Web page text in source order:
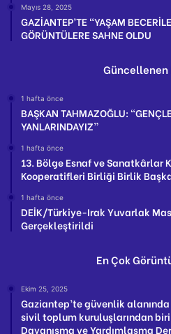
Mayıs 28, 2025
GAZİANTEP’TE “YAŞAM
GÖRÜNTÜLERE SAHNE OLDU
Güncellenen
1 hafta önce
BAŞKAN TAHMAZOĞLU:
YANLARINDAYIZ”
1 hafta önce
13. Bölge Esnaf ve Sanatkârlar
Kooperatifleri Birliği Birlik
1 hafta önce
DEİK/Türkiye-Irak Yuvarlak
Gerçekleştirildi
En Çok
Ekim 25, 2025
Gaziantep’te güvenlik
sivil toplum kuruluşlarından
Dayanışma ve Yardımlaşma